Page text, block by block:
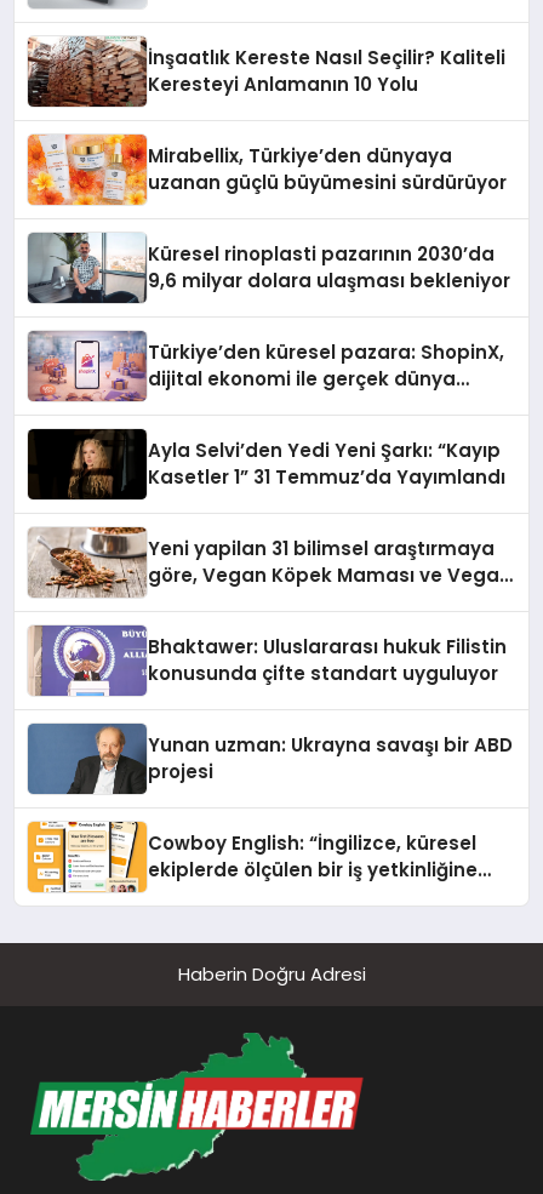
İnşaatlık Kereste Nasıl Seçilir? Kaliteli
Keresteyi Anlamanın 10 Yolu
Mirabellix, Türkiye’den dünyaya
uzanan güçlü büyümesini sürdürüyor
Küresel rinoplasti pazarının 2030’da
9,6 milyar dolara ulaşması bekleniyor
Türkiye’den küresel pazara: ShopinX,
dijital ekonomi ile gerçek dünya
Ayla Selvi’den Yedi Yeni Şarkı: “Kayıp
Kasetler 1” 31 Temmuz’da Yayımlandı
Yeni yapilan 31 bilimsel araştırmaya
göre, Vegan Köpek Maması ve Vegan
Bhaktawer: Uluslararası hukuk Filistin
konusunda çifte standart uyguluyor
Yunan uzman: Ukrayna savaşı bir ABD
projesi
Cowboy English: “İngilizce, küresel
ekiplerde ölçülen bir iş yetkinliğine
Haberin Doğru Adresi